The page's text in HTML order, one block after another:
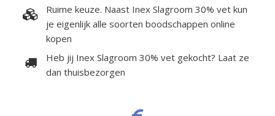
Ruime keuze. Naast Inex Slagroom 30% vet kun
je eigenlijk alle soorten boodschappen online
kopen
Heb jij Inex Slagroom 30% vet gekocht? Laat ze
dan thuisbezorgen